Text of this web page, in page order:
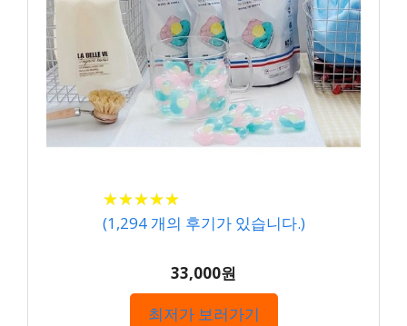
★★★★★
★★★★★
(1,294개의 후기가 있습니다.)
33,000원
최저가 보러가기